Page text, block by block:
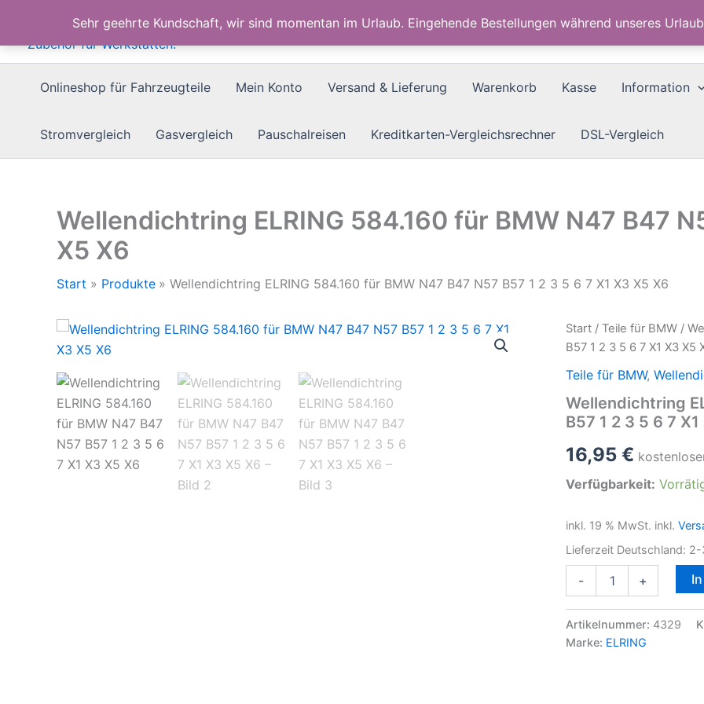
Sehr geehrte Kundschaft, wir sind momentan im Urlaub. Eingehende Bestellungen während unseres
springen
Onlineshop für Fahrzeugteile Mein Konto Versand & Lieferung Warenkorb Kasse Information
Stromvergleich Gasvergleich Pauschalreisen Kreditkarten-Vergleichsrechner DSL-Vergleich
Wellendichtring ELRING 584.160 für BMW N47 B47
X5 X6
Start Produkte Wellendichtring ELRING 584.160 für BMW N47 B47 N57 B57 1 2 3 5 6 7 X1 X3 X5 X6
Start / Teile für BMW /
B57 1 2 3 5 6 7 X1 X3 X5
Teile für BMW,
Wellendichtring
B57 1 2 3 5 6 7
16,95 €
Verfügbarkeit:
inkl. 19 % MwSt. inkl.
Lieferzeit Deutschland: 2-
-
für
N47
+
Artikelnummer: 4329
Marke: ELRING